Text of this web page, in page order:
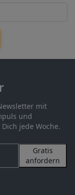
mit
und
jede Woche.
Gratis
anfordern